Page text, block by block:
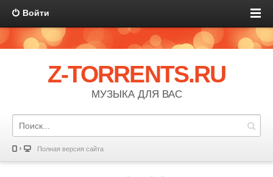
Войти
Z-TORRENTS.RU
МУЗЫКА ДЛЯ ВАС
Полная версия сайта